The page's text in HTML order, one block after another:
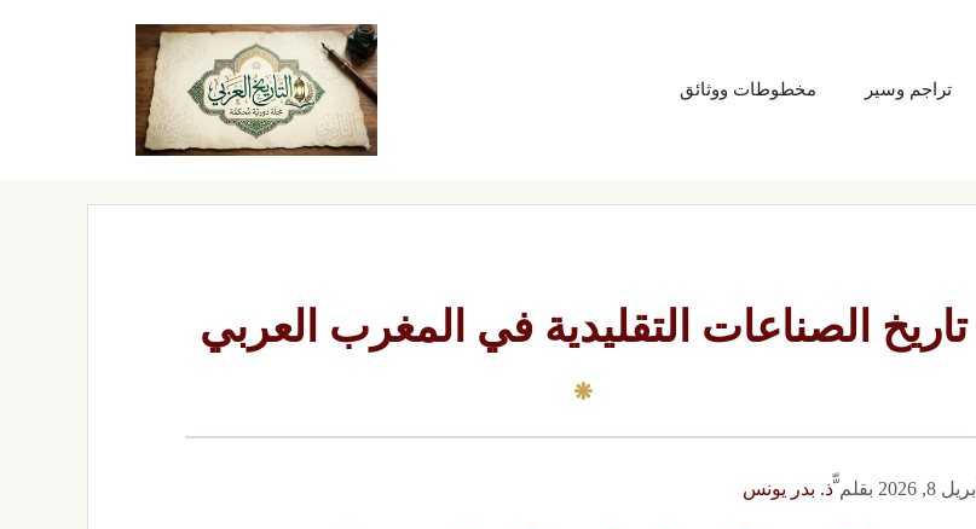
تراجم وسير مخطوطات ووثائق
تاريخ الصناعات التقليدية في المغرب العربي
أبريل 8, 2026 بقلمّّذ. بدر يونس